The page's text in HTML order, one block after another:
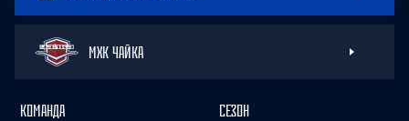
МХК ЧАЙКА
КОМАНДА СЕЗОН